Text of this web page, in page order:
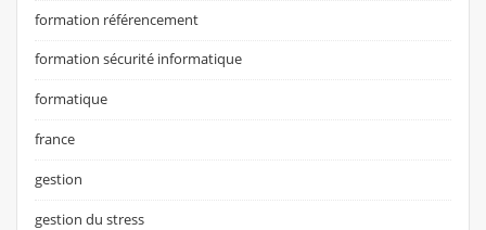
formation référencement
formation sécurité informatique
formatique
france
gestion
gestion du stress